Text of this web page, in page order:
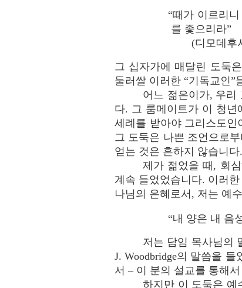
“때가 이르리
를 좇으리라”
(디모데후
그 십자가에 매달린 도둑
둘러쌀 이러한 “기독교인”
어느 젊은이가, 우리
다. 그 룸메이트가 이 청년
세례를 받아야 그리스도
그 도둑은 나쁜 조언으로
얻는 것은 흔하지 않습니다.
제가 젊었을 때, 회
계속 들었었습니다. 이러
나님의 은혜로서, 저는 예
“내 양은 내 음
저는 담임 목사님의
J. Woodbridge의 말씀을
서 – 이 분의 설교를 통해
하지만 이 도둑은 예